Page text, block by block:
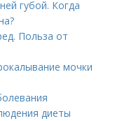
губой. Когда
Польза от
мочки
диеты